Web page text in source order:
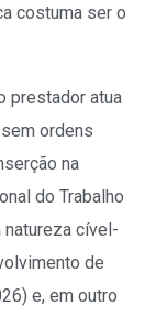
costuma ser o
prestador atua
ordens
na
do Trabalho
natureza cível-
de
e, em outro